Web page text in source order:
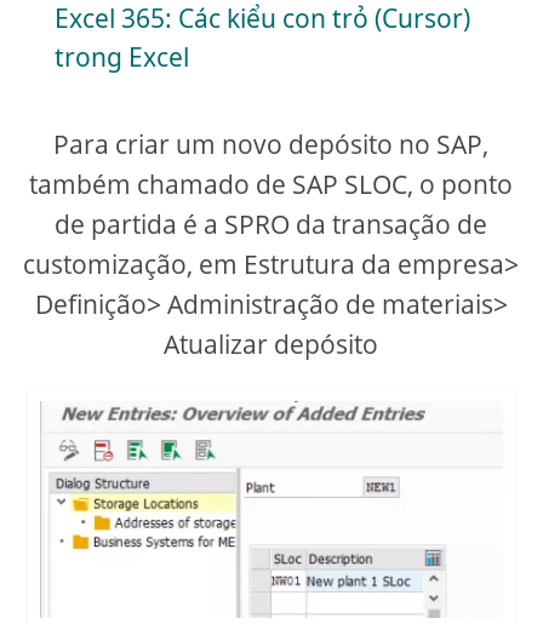
V
i
d
e
o
Excel 365: Các kiểu con trỏ (Cursor)
trong Excel
Para criar um novo depósito no SAP,
também chamado de SAP SLOC, o ponto
de partida é a SPRO da transação de
customização, em Estrutura da empresa>
Definição> Administração de materiais>
Atualizar depósito